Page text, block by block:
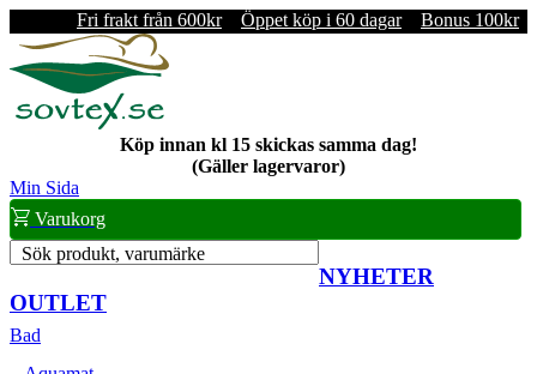
Fri frakt från 600kr Öppet köp i 60 dagar Bonus 100kr
Köp innan kl 15 skickas samma dag!
(Gäller lagervaror)
Min Sida
Varukorg
Sök produkt, varumärke
NYHETER
OUTLET
Bad